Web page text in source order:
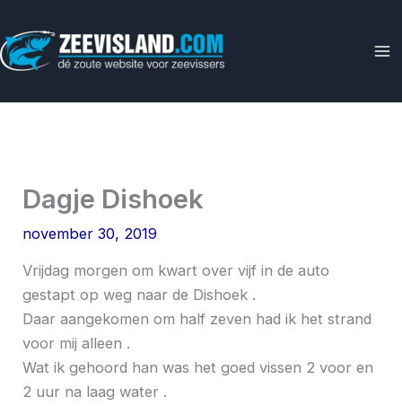
naar
de
Dagje Dishoek
november 30, 2019
Vrijdag morgen om kwart over vijf in de auto
gestapt op weg naar de Dishoek .
Daar aangekomen om half zeven had ik het strand
voor mij alleen .
Wat ik gehoord han was het goed vissen 2 voor en
2 uur na laag water .